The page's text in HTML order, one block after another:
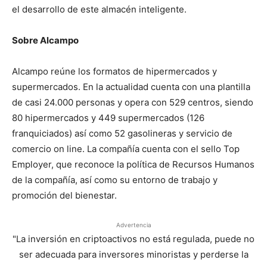
el desarrollo de este almacén inteligente.
Sobre Alcampo
Alcampo reúne los formatos de hipermercados y
supermercados. En la actualidad cuenta con una plantilla
de casi 24.000 personas y opera con 529 centros, siendo
80 hipermercados y 449 supermercados (126
franquiciados) así como 52 gasolineras y servicio de
comercio on line. La compañía cuenta con el sello Top
Employer, que reconoce la política de Recursos Humanos
de la compañía, así como su entorno de trabajo y
promoción del bienestar.
Advertencia
"La inversión en criptoactivos no está regulada, puede no
ser adecuada para inversores minoristas y perderse la